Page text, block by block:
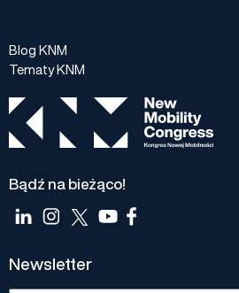
Blog KNM
Tematy KNM
Bądź na bieżąco!
Newsletter